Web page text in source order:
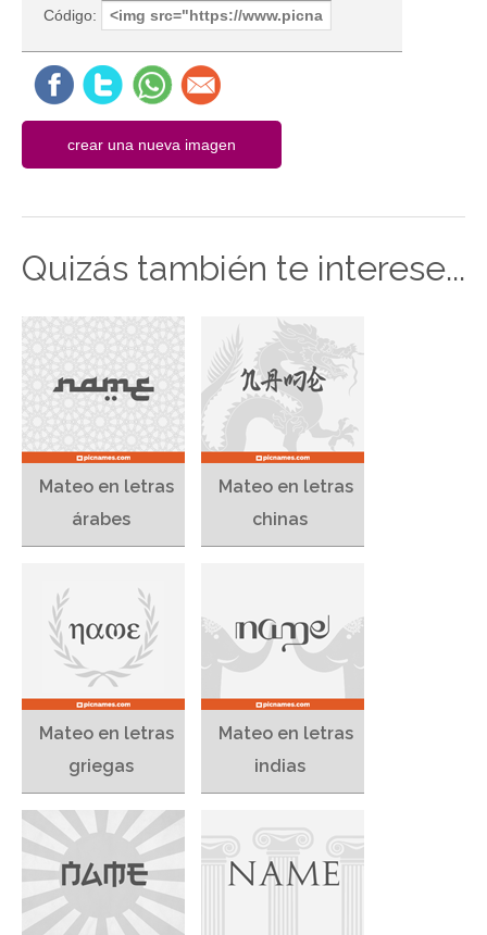
Código:
Quizás también te interese...
Mateo en letras
árabes
Mateo en letras
chinas
Mateo en letras
griegas
Mateo en letras
indias